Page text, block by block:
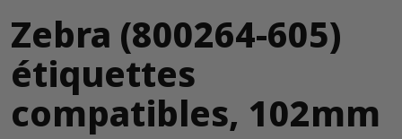
Zebra (800264-605)
étiquettes
compatibles, 102mm